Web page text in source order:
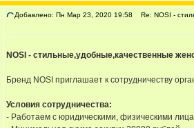
Добавлено: Пн Мар 23, 2020 19:58 Re: NOSI -
NOSI - стильные,удобные,качественные
Бренд NOSI приглашает к сотрудничеству
Условия сотрудничества:
- Работаем с юридическими, физическими